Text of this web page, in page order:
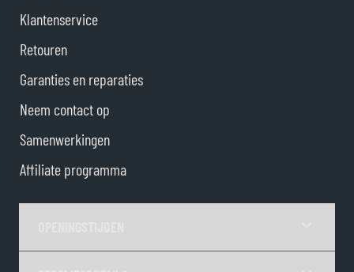
Klantenservice
Retouren
Garanties en reparaties
Neem contact op
Samenwerkingen
Affiliate programma